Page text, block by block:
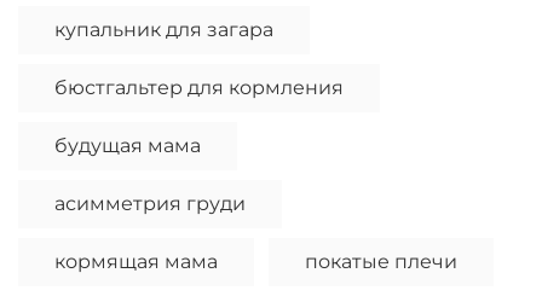
купальник для загара
бюстгальтер для кормления
будущая мама
асимметрия груди
кормящая мама покатые плечи